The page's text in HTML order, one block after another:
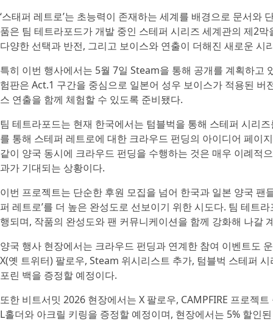
‘스태퍼 레트로’는 초능력이 존재하는 세계를 배경으로 문서
품은 팀 테트라포드가 개발 중인 스테퍼 시리즈 세계관의 제2
다양한 선택과 반전, 그리고 보이스와 연출이 더해진 새로운 시
특히 이번 행사에서는 5월 7일 Steam을 통해 공개를 계획하고
험판은 Act.1 구간을 중심으로 일본어 성우 보이스가 적용된
스 연출을 함께 체험할 수 있도록 준비됐다.
팀 테트라포드는 현재 한국에서는 텀블벅을 통해 스테퍼 시리
를 통해 스테퍼 레트로에 대한 크라우드 펀딩의 아이디어 페이
같이 양국 동시에 크라우드 펀딩을 수행하는 것은 매우 이례적
과가 기대되는 상황이다.
이번 프로젝트는 단순한 후원 모집을 넘어 한국과 일본 양국
퍼 레트로’를 더 높은 완성도로 선보이기 위한 시도다. 팀 테트
행되며, 작품의 완성도와 팬 커뮤니케이션을 함께 강화해 나갈
양국 행사 현장에서는 크라우드 펀딩과 연계한 참여 이벤트도
X(옛 트위터) 팔로우, Steam 위시리스트 추가, 텀블벅 스테퍼
포린 백을 증정할 예정이다.
또한 비트서밋 2026 현장에서는 X 팔로우, CAMPFIRE 프로젝
L홀더와 아크릴 키링을 증정할 예정이며, 현장에서는 5% 할인